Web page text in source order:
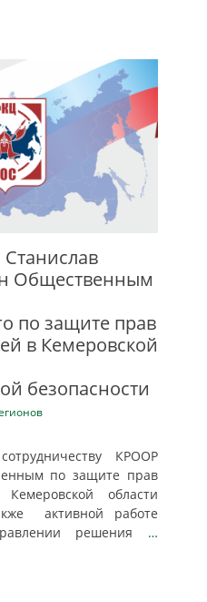
Общественным
по защите прав
в Кемеровской
безопасности
КРООР
по защите прав
области
активной работе
решения …